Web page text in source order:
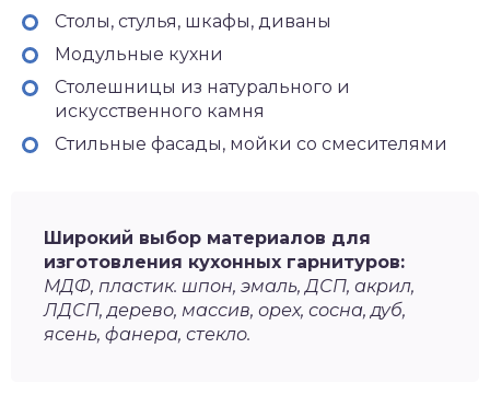
Столы, стулья, шкафы, диваны
Модульные кухни
Столешницы из натурального и
искусственного камня
Стильные фасады, мойки со смесителями
Широкий выбор материалов для
изготовления кухонных гарнитуров:
МДФ, пластик. шпон, эмаль, ДСП, акрил,
ЛДСП, дерево, массив, орех, сосна, дуб,
ясень, фанера, стекло.